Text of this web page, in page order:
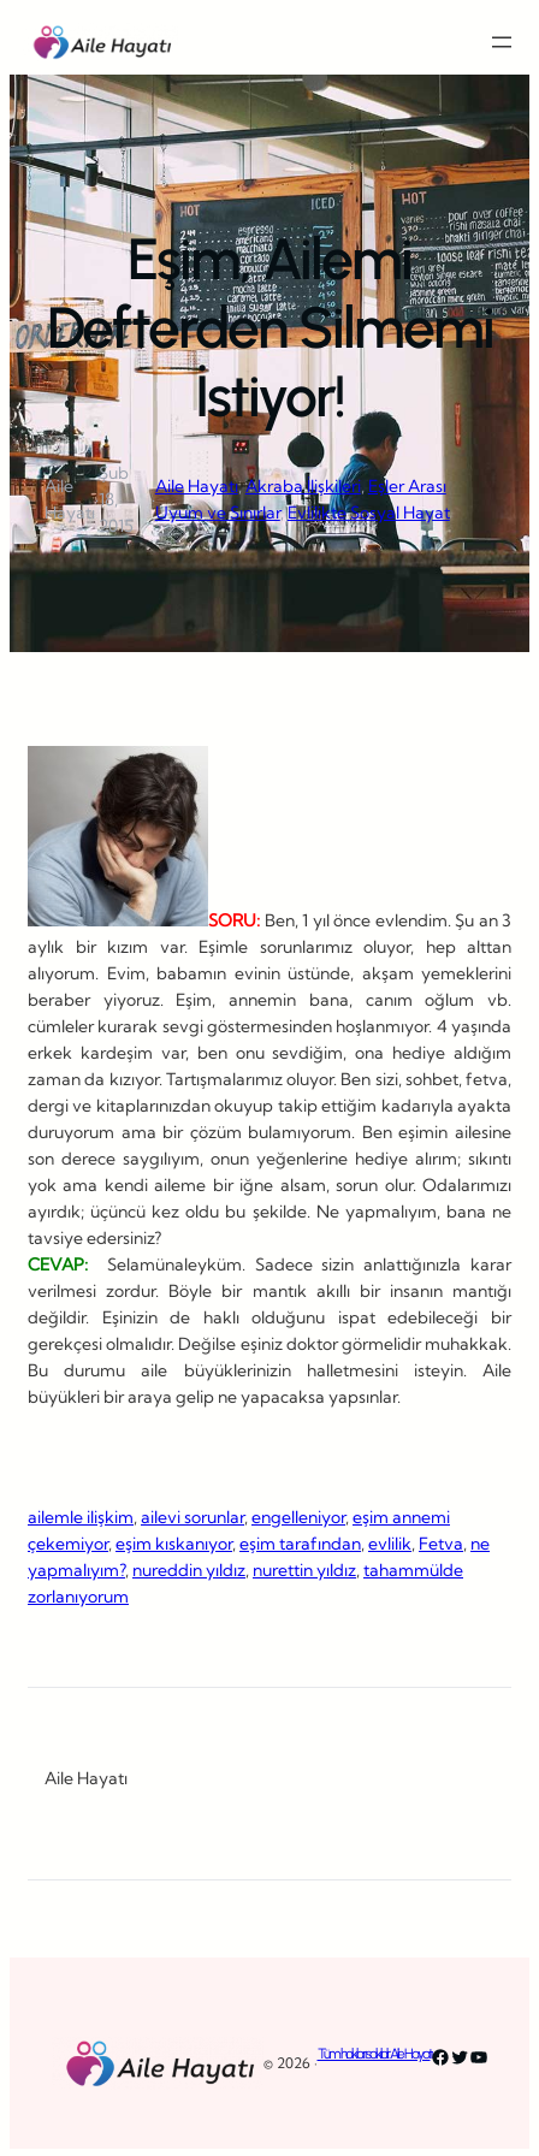
İçeriğe
geç
Eşim, Ailemi
Defterden Silmemi
İstiyor!
Aile
Hayatı
·
Şub
18,
2015
·
Aile Hayatı, Akraba İlişkileri, Eşler Arası
Uyum ve Sınırlar, Evlilikte Sosyal Hayat
SORU: Ben, 1 yıl önce evlendim. Şu an 3
aylık bir kızım var. Eşimle sorunlarımız oluyor, hep alttan
alıyorum. Evim, babamın evinin üstünde, akşam yemeklerini
beraber yiyoruz. Eşim, annemin bana, canım oğlum vb.
cümleler kurarak sevgi göstermesinden hoşlanmıyor. 4 yaşında
erkek kardeşim var, ben onu sevdiğim, ona hediye aldığım
zaman da kızıyor. Tartışmalarımız oluyor. Ben sizi, sohbet, fetva,
dergi ve kitaplarınızdan okuyup takip ettiğim kadarıyla ayakta
duruyorum ama bir çözüm bulamıyorum. Ben eşimin ailesine
son derece saygılıyım, onun yeğenlerine hediye alırım; sıkıntı
yok ama kendi aileme bir iğne alsam, sorun olur. Odalarımızı
ayırdık; üçüncü kez oldu bu şekilde. Ne yapmalıyım, bana ne
tavsiye edersiniz?
CEVAP: Selamünaleyküm. Sadece sizin anlattığınızla karar
verilmesi zordur. Böyle bir mantık akıllı bir insanın mantığı
değildir. Eşinizin de haklı olduğunu ispat edebileceği bir
gerekçesi olmalıdır. Değilse eşiniz doktor görmelidir muhakkak.
Bu durumu aile büyüklerinizin halletmesini isteyin. Aile
büyükleri bir araya gelip ne yapacaksa yapsınlar.
ailemle ilişkim, ailevi sorunlar, engelleniyor, eşim annemi
çekemiyor, eşim kıskanıyor, eşim tarafından, evlilik, Fetva, ne
yapmalıyım?, nureddin yıldız, nurettin yıldız, tahammülde
zorlanıyorum
Aile Hayatı
© 2026 ·
Tüm hakları saklıdır. Aile HayatıFacebook
Twitter